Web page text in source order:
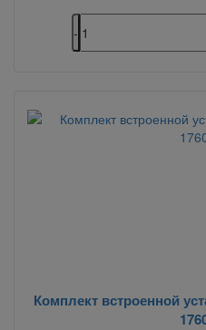
Комплект встроенной